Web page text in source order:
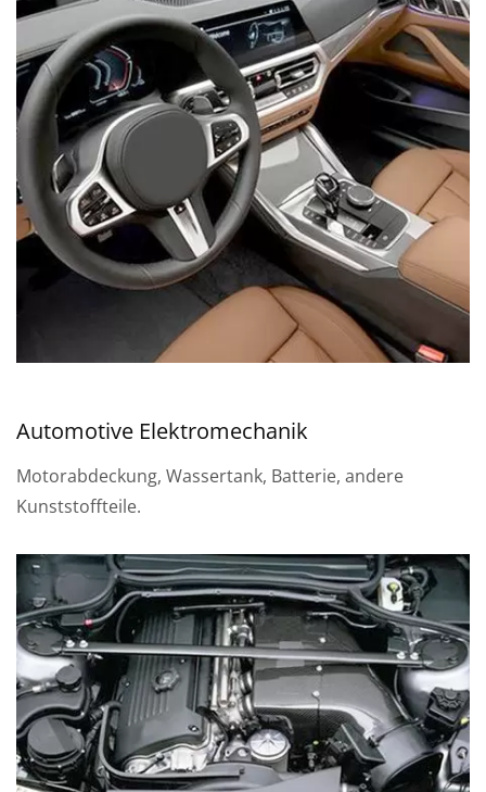
Automotive Elektromechanik
Motorabdeckung, Wassertank, Batterie, andere
Kunststoffteile.